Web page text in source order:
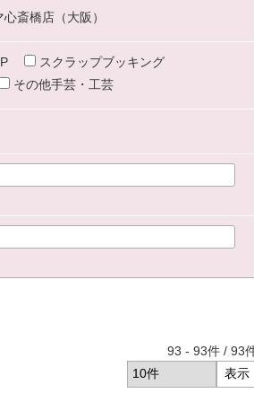
斎橋店（大阪）
スクラップブッキング
その他手芸・工芸
93 - 93件 / 93